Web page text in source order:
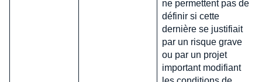
ne permettent pas de
définir si cette
dernière se justifiait
par un risque grave
ou par un projet
important modifiant